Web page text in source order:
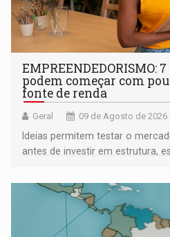
EMPREENDEDORISMO:
podem começar com
fonte de renda
Geral 09 de Agosto de 2026
Ideias permitem testar o
antes de investir em estrutura,